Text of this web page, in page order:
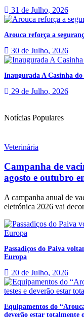
31 de Julho, 2026
Arouca reforça a
30 de Julho, 2026
Inaugurada A Casinha
29 de Julho, 2026
Notícias Populares
Veterinária
Campanha de
agosto e outubro
A campanha anual de
eletrónica 2026 vai
Passadiços do Paiva
Europa
20 de Julho, 2026
Equipamentos do
deverão estar totalmente